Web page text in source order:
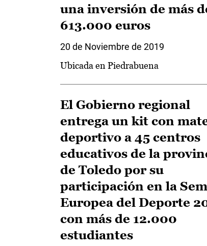
una inversión de más
613.000 euros
20 de Noviembre de 2019
Ubicada en Piedrabuena
El Gobierno regional
entrega un kit con
deportivo a 45 centros
educativos de la
de Toledo por su
participación en la
Europea del Deporte
con más de 12.000
estudiantes